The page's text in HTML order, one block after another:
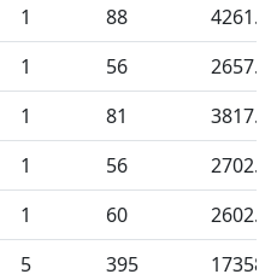
1 88
1 56
1 81
1 56
1 60
5 395